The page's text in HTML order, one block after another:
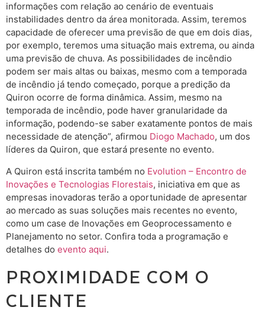
informações com relação ao cenário de eventuais
instabilidades dentro da área monitorada. Assim, teremos
capacidade de oferecer uma previsão de que em dois dias,
por exemplo, teremos uma situação mais extrema, ou ainda
uma previsão de chuva. As possibilidades de incêndio
podem ser mais altas ou baixas, mesmo com a temporada
de incêndio já tendo começado, porque a predição da
Quiron ocorre de forma dinâmica. Assim, mesmo na
temporada de incêndio, pode haver granularidade da
informação, podendo-se saber exatamente pontos de mais
necessidade de atenção”, afirmou Diogo Machado, um dos
líderes da Quiron, que estará presente no evento.
A Quiron está inscrita também no Evolution – Encontro de
Inovações e Tecnologias Florestais, iniciativa em que as
empresas inovadoras terão a oportunidade de apresentar
ao mercado as suas soluções mais recentes no evento,
como um case de Inovações em Geoprocessamento e
Planejamento no setor. Confira toda a programação e
detalhes do evento aqui.
PROXIMIDADE COM O
CLIENTE